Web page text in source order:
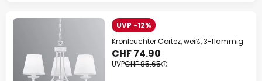
UVP -12%
Kronleuchter Cortez, weiß, 3-flammig
CHF 74.90
UVPCHF 85.65